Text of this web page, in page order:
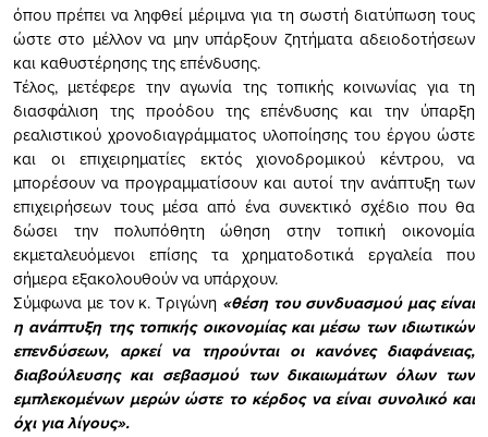
όπου πρέπει να ληφθεί μέριμνα για τη σωστή διατύπωση τους
ώστε στο μέλλον να μην υπάρξουν ζητήματα αδειοδοτήσεων
και καθυστέρησης της επένδυσης.
Τέλος, μετέφερε την αγωνία της τοπικής κοινωνίας για τη
διασφάλιση της προόδου της επένδυσης και την ύπαρξη
ρεαλιστικού χρονοδιαγράμματος υλοποίησης του έργου ώστε
και οι επιχειρηματίες εκτός χιονοδρομικού κέντρου, να
μπορέσουν να προγραμματίσουν και αυτοί την ανάπτυξη των
επιχειρήσεων τους μέσα από ένα συνεκτικό σχέδιο που θα
δώσει την πολυπόθητη ώθηση στην τοπική οικονομία
εκμεταλευόμενοι επίσης τα χρηματοδοτικά εργαλεία που
σήμερα εξακολουθούν να υπάρχουν.
Σύμφωνα με τον κ. Τριγώνη «θέση του συνδυασμού μας είναι
η ανάπτυξη της τοπικής οικονομίας και μέσω των ιδιωτικών
επενδύσεων, αρκεί να τηρούνται οι κανόνες διαφάνειας,
διαβούλευσης και σεβασμού των δικαιωμάτων όλων των
εμπλεκομένων μερών ώστε το κέρδος να είναι συνολικό και
όχι για λίγους».